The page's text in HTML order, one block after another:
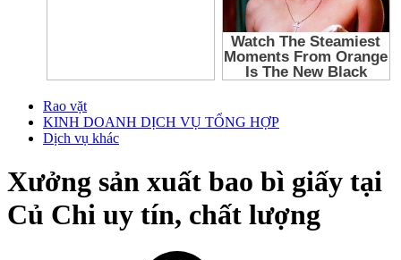
Rao vặt
KINH DOANH DỊCH VỤ TỔNG HỢP
Dịch vụ khác
Xưởng sản xuất bao bì giấy tại
Củ Chi uy tín, chất lượng